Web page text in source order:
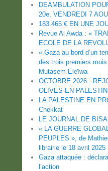
DEAMBULATION
20e, VENDREDI 7
183.465 € EN UNE
Revue Al Awda : «
ECOLE DE LA
« Gaza au bord d’un
des trois premiers
Mutasem Eleïwa
OCTOBRE 2026 :
OLIVES EN
LA PALESTINE EN
Chekkat
LE JOURNAL DE
« LA GUERRE
PEUPLES », de
librairie le 18 avril 2025
Gaza attaquée :
l’action